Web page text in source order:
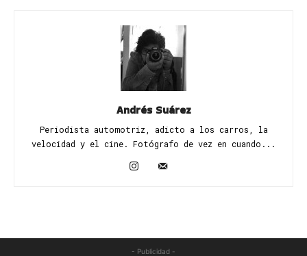
Andrés Suárez
Periodista automotriz, adicto a los carros, la
velocidad y el cine. Fotógrafo de vez en cuando...
- Publicidad -